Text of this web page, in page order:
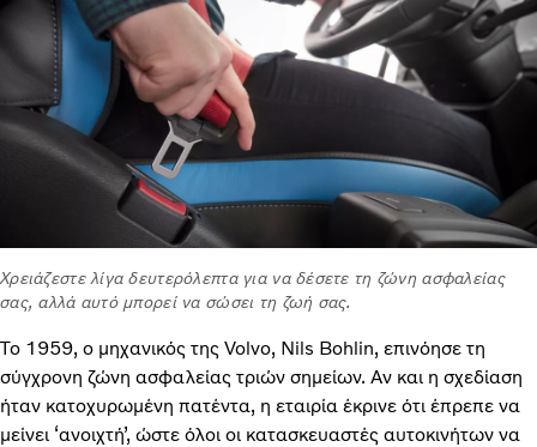
Χρειάζεστε λίγα δευτερόλεπτα για να δέσετε τη ζώνη ασφαλείας
σας, αλλά αυτό μπορεί να σώσει τη ζωή σας.
Το 1959, ο μηχανικός της Volvo, Nils Bohlin, επινόησε τη
σύγχρονη ζώνη ασφαλείας τριών σημείων. Αν και η σχεδίαση
ήταν κατοχυρωμένη πατέντα, η εταιρία έκρινε ότι έπρεπε να
μείνει ‘ανοιχτή’, ώστε όλοι οι κατασκευαστές αυτοκινήτων να